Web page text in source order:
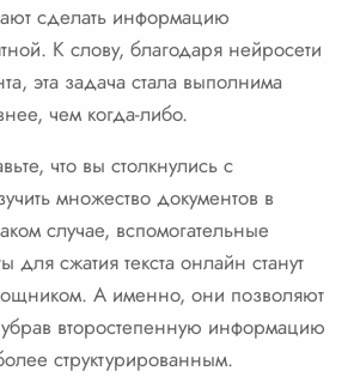
сделать информацию
К слову, благодаря нейросети
эта задача стала выполнима
чем когда-либо.
что вы столкнулись с
множество документов в
случае, вспомогательные
для сжатия текста онлайн станут
А именно, они позволяют
второстепенную информацию
структурированным.